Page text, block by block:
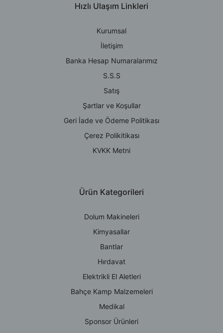
Hızlı Ulaşım Linkleri
Kurumsal
İletişim
Banka Hesap Numaralarımız
S.S.S
Satış
Şartlar ve Koşullar
Geri İade ve Ödeme Politikası
Çerez Polikitikası
KVKK Metni
Ürün Kategorileri
Dolum Makineleri
Kimyasallar
Bantlar
Hırdavat
Elektrikli El Aletleri
Bahçe Kamp Malzemeleri
Medikal
Sponsor Ürünleri